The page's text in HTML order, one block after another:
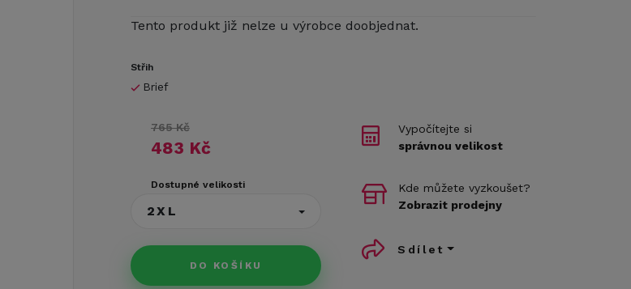
Tento produkt již nelze u výrobce doobjednat.
Střih
Brief
765 Kč
483 Kč
Dostupné velikosti
2XL
DO KOŠÍKU
Vypočítejte si
správnou velikost
Kde můžete vyzkoušet?
Zobrazit prodejny
Sdílet